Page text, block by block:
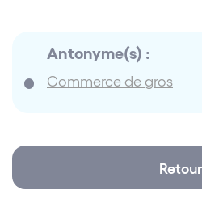
Antonyme(s) :
Commerce de gros
Retour